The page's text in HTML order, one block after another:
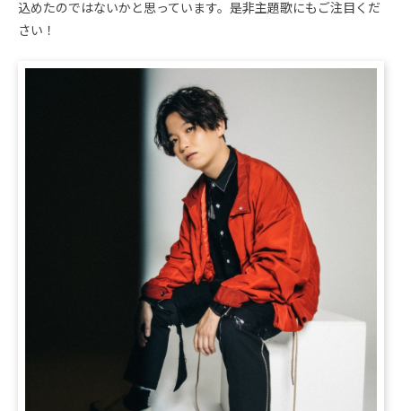
込めたのではないかと思っています。是非主題歌にもご注目くだ
さい！